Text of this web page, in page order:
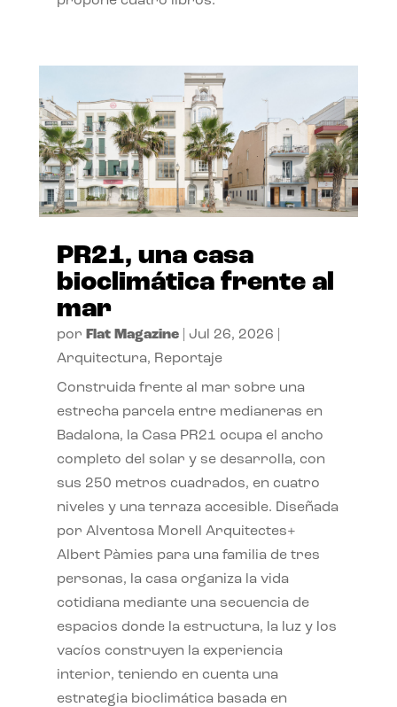
PR21, una casa
bioclimática frente al
mar
por Flat Magazine| Jul 26, 2026
Arquitectura, Reportaje
Construida frente al mar sobre una
estrecha parcela entre medianeras en
Badalona, la Casa PR21 ocupa el ancho
completo del solar y se desarrolla, con
sus 250 metros cuadrados, en cuatro
niveles y una terraza accesible. Diseñada
por Alventosa Morell Arquitectes+
Albert Pàmies para una familia de tres
personas, la casa organiza la vida
cotidiana mediante una secuencia de
espacios donde la estructura, la luz y los
vacíos construyen la experiencia
interior, teniendo en cuenta una
estrategia bioclimática basada en